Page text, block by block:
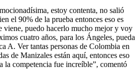
estoy contenta, no salió
el 90% de la prueba entonces eso es
viene, puedo hacerlo mucho mejor y voy
cuatro años, para los Ángeles, pueda
A. Ver tantas personas de Colombia en
de Manizales están aquí, entonces eso
la competencia fue increíble”, comentó